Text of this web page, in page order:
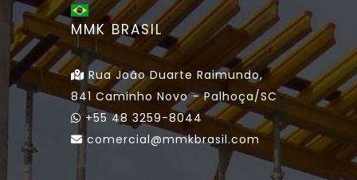
MMK BRASIL
Rua João Duarte Raimundo,
841 Caminho Novo – Palhoça/SC
+55 48 3259-8044
comercial@mmkbrasil.com